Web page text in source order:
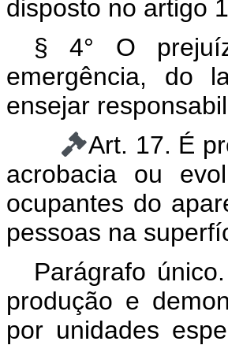
disposto no artigo
§ 4° O
emergência, do
ensejar
Art. 17. É
acrobacia ou
ocupantes do
pessoas na
Parágrafo
produção e
por unidades